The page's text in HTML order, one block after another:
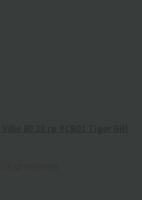
80 28 гр #CB01 Tiger Gill